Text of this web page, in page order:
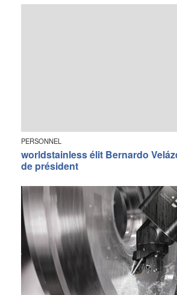
PERSONNEL
worldstainless élit Bernardo
de président